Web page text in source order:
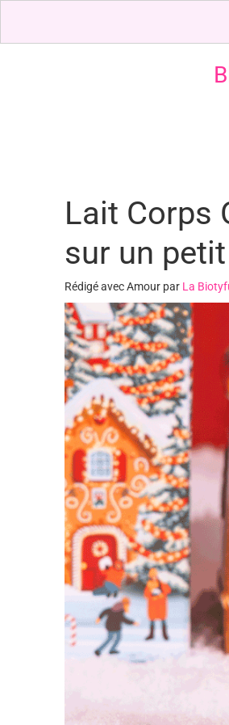
Blog Beauté
Blog Beauté Bio : Découvrez nos
Lait Corps
sur un
Rédigé avec Amour par La